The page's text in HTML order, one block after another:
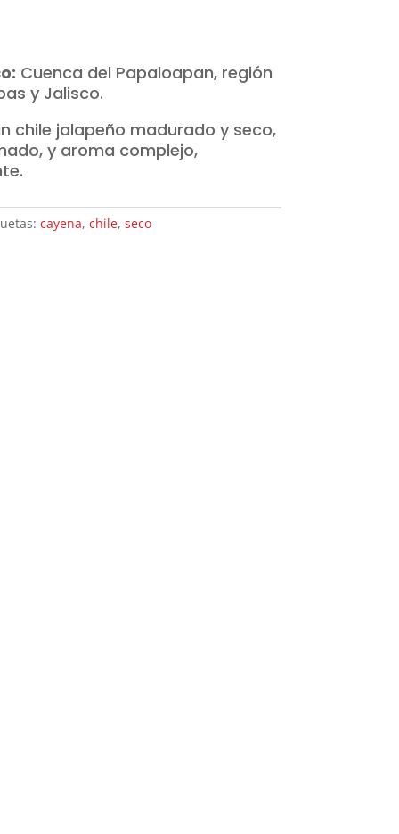
Cuenca del Papaloapan, región
y Jalisco.
chile jalapeño madurado y seco,
y aroma complejo,
cayena, chile, seco